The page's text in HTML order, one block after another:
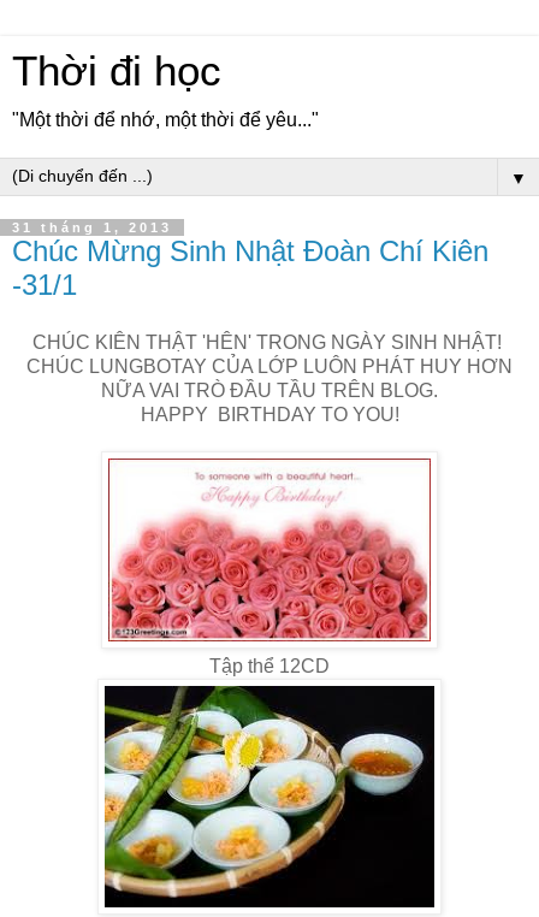
Thời đi học
"Một thời để nhớ, một thời để yêu..."
▼
31 tháng 1, 2013
Chúc Mừng Sinh Nhật Đoàn Chí Kiên
-31/1
CHÚC KIÊN THẬT 'HÊN' TRONG NGÀY SINH NHẬT!
CHÚC LUNGBOTAY CỦA LỚP LUÔN PHÁT HUY HƠN
NỮA VAI TRÒ ĐẦU TẦU TRÊN BLOG.
HAPPY BIRTHDAY TO YOU!
Tập thể 12CD